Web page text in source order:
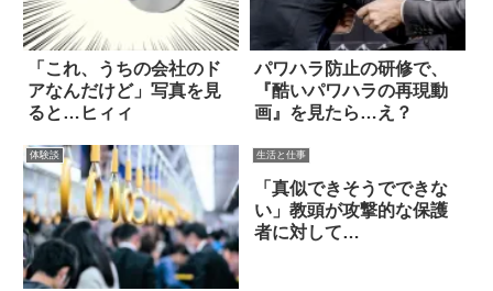
「これ、うちの会社のド
アなんだけど」写真を見
ると…ヒィィ
パワハラ防止の研修で、
『酷いパワハラの再現動
画』を見たら…え？
体験談 生活と仕事
「真似できそうでできな
い」教頭が攻撃的な保護
者に対して…